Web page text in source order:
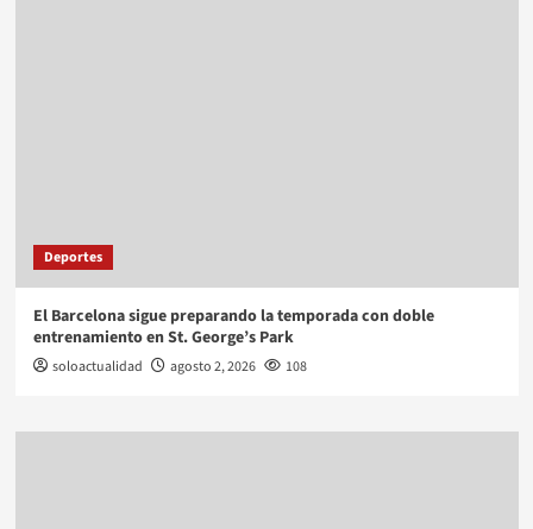
Deportes
El Barcelona sigue preparando la temporada con doble
entrenamiento en St. George’s Park
soloactualidad agosto 2, 2026 108